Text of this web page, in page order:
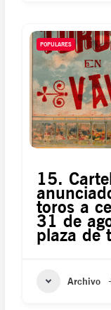
POPULARES
15.
toros a
31 de
plaza de
Archivo